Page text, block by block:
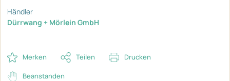
Händler
Dürrwang + Mörlein GmbH
Merken Teilen Drucken
Beanstanden